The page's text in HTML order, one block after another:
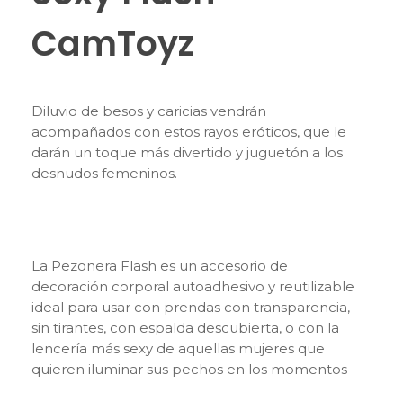
CamToyz
Diluvio de besos y caricias vendrán
acompañados con estos rayos eróticos, que le
darán un toque más divertido y juguetón a los
desnudos femeninos.
La Pezonera Flash es un accesorio de
decoración corporal autoadhesivo y reutilizable
ideal para usar con prendas con transparencia,
sin tirantes, con espalda descubierta, o con la
lencería más sexy de aquellas mujeres que
quieren iluminar sus pechos en los momentos